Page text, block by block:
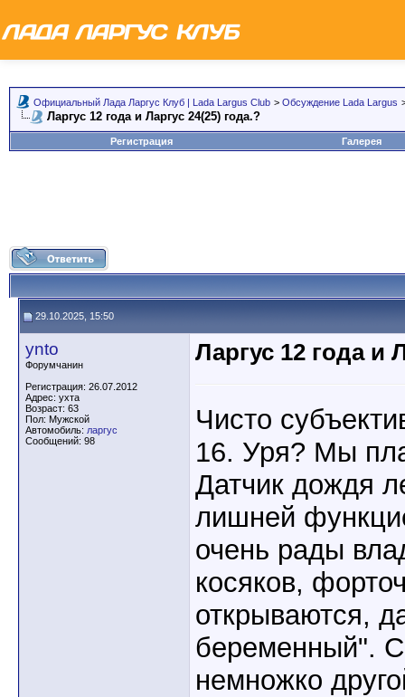
Официальный Лада Ларгус Клуб | Lada Largus Club > Обсуждение Lada Largus
Ларгус 12 года и Ларгус 24(25) года.?
Регистрация Галерея
29.10.2025, 15:50
ynto
Форумчанин
Регистрация: 26.07.2012
Адрес: ухта
Возраст: 63
Пол: Мужской
Автомобиль: ларгус
Сообщений: 98
Ларгус 12 года и
Чисто
16. Уря? Мы
Датчик дождя
лишней
очень рады
косяков,
открываются,
беременный".
немножко